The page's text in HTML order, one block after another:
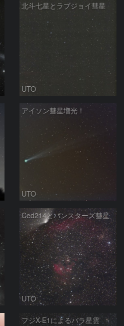
北斗七星とラブジョイ彗星
UTO
アイソン彗星増光！
UTO
Ced214とパンスターズ彗星
UTO
フジX-E1によるバラ星雲